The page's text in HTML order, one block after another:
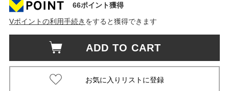
66ポイント獲得
Vポイントの利用手続き をすると獲得できます
ADD TO CART